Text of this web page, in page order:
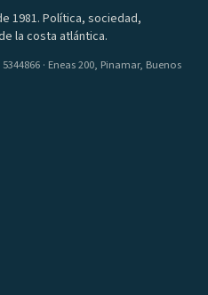
1981. Política, sociedad,
la costa atlántica.
· Eneas 200, Pinamar, Buenos